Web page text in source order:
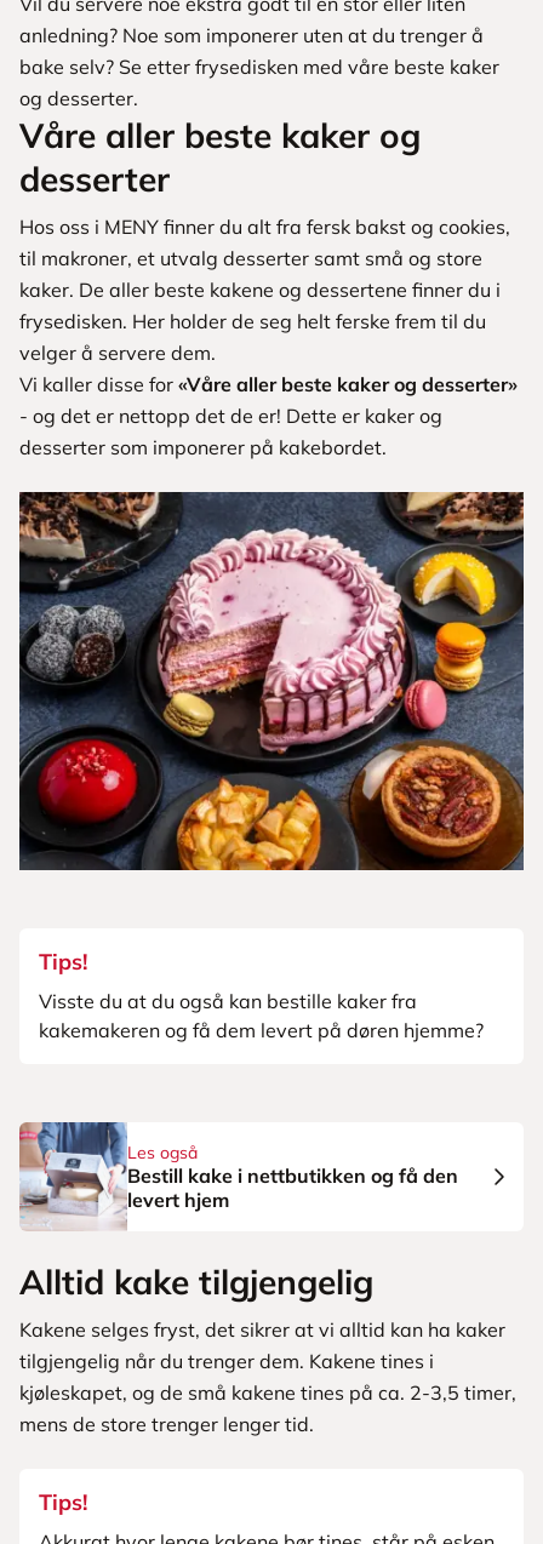
anledning? Noe som imponerer uten at du trenger å
bake selv? Se etter frysedisken med våre beste kaker
og desserter.
Våre aller beste kaker og
desserter
Hos oss i MENY finner du alt fra fersk bakst og cookies,
til makroner, et utvalg desserter samt små og store
kaker. De aller beste kakene og dessertene finner du i
frysedisken. Her holder de seg helt ferske frem til du
velger å servere dem.
Vi kaller disse for «Våre aller beste kaker og desserter»
- og det er nettopp det de er! Dette er kaker og
desserter som imponerer på kakebordet.
Tips!
Visste du at du også kan bestille kaker fra
kakemakeren og få dem levert på døren hjemme?
Les også
Bestill kake i nettbutikken og få den
levert hjem
Alltid kake tilgjengelig
Kakene selges fryst, det sikrer at vi alltid kan ha kaker
tilgjengelig når du trenger dem. Kakene tines i
kjøleskapet, og de små kakene tines på ca. 2-3,5 timer,
mens de store trenger lenger tid.
Tips!